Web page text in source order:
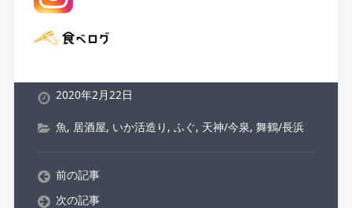
2020年2月22日
魚, 居酒屋, いか活造り , ふぐ, 天神/今泉, 舞鶴/長浜
前の記事
次の記事